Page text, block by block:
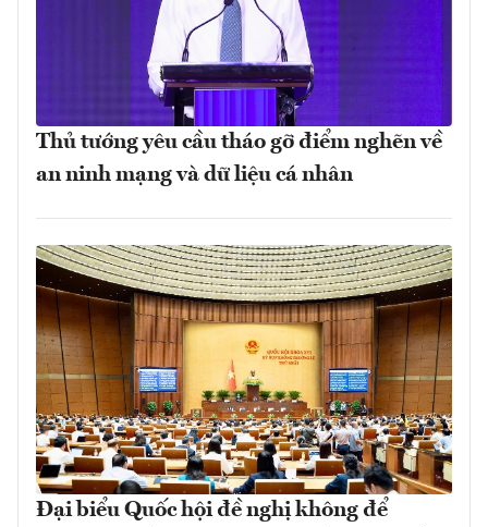
Thủ tướng yêu cầu tháo gỡ điểm nghẽn về
an ninh mạng và dữ liệu cá nhân
Đại biểu Quốc hội đề nghị không để